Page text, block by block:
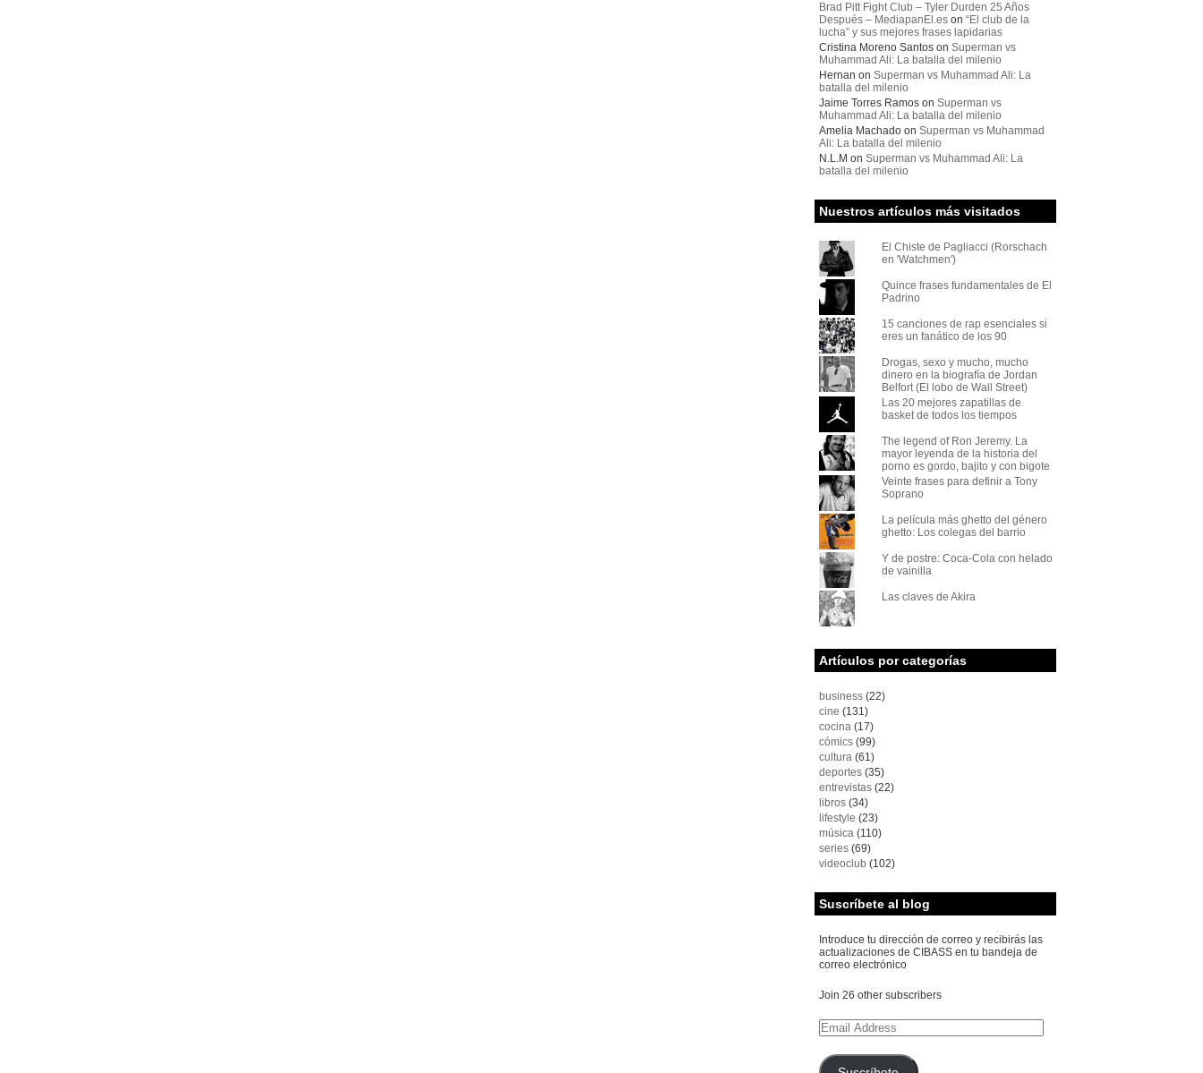
Brad Pitt Fight Club – Tyler Durden 25 Años
Después – MediapanEl.eson “El club de la
lucha” y sus mejores frases lapidarias
Cristina Moreno Santoson Superman vs
Muhammad Ali: La batalla del milenio
Hernan on Superman vs Muhammad Ali: La
batalla del milenio
Jaime Torres Ramoson Superman vs
Muhammad Ali: La batalla del milenio
Amelia Machadoon Superman vs Muhammad
Ali: La batalla del milenio
N.L.M on Superman vs Muhammad Ali: La
batalla del milenio
Nuestros artículos más visitados
El Chiste de Pagliacci (Rorschach
en 'Watchmen')
Quince frases fundamentales de El
Padrino
15 canciones de rap esenciales si
eres un fanático de los 90
Drogas, sexo y mucho, mucho
dinero en la biografía de Jordan
Belfort (El lobo de Wall Street)
Las 20 mejores zapatillas de
basket de todos los tiempos
The legend of Ron Jeremy. La
mayor leyenda de la historia del
porno es gordo, bajito y con bigote
Veinte frases para definir a Tony
Soprano
La película más ghetto del género
ghetto: Los colegas del barrio
Y de postre: Coca-Cola con helado
de vainilla
Las claves de Akira
Artículos por categorías
business(22)
cine (131)
cocina(17)
cómics(99)
cultura(61)
deportes(35)
entrevistas(22)
libros(34)
lifestyle (23)
música(110)
series(69)
videoclub (102)
Suscríbete al blog
Introduce tu dirección de correo y recibirás las
actualizaciones de CIBASS en tu bandeja de
correo electrónico
Join 26 other subscribers
Email
Address